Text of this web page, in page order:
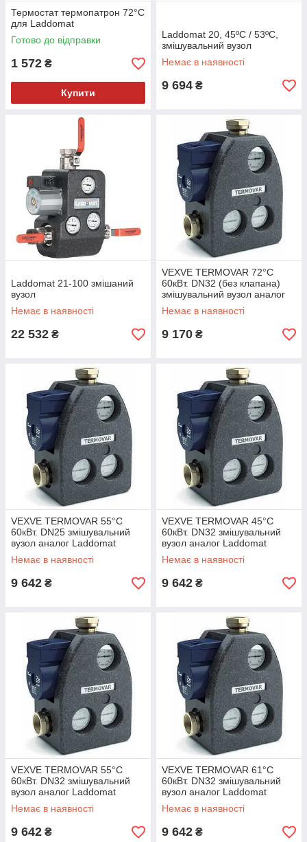
Термостат термопатрон 72°C
для Laddomat
Готово до відправки
1 572 ₴
Купити
Laddomat 20, 45ºС / 53ºС,
змішувальний вузол
Немає в наявності
9 694 ₴
Laddomat 21-100 змішаний
вузол
Немає в наявності
22 532 ₴
VEXVE TERMOVAR 72°C
60кВт. DN32 (без клапана)
змішувальний вузол аналог
Laddomat
Немає в наявності
9 170 ₴
VEXVE TERMOVAR 55°C
60кВт. DN25 змішувальний
вузол аналог Laddomat
Немає в наявності
9 642 ₴
VEXVE TERMOVAR 45°C
60кВт. DN32 змішувальний
вузол аналог Laddomat
Немає в наявності
9 642 ₴
VEXVE TERMOVAR 55°C
60кВт. DN32 змішувальний
вузол аналог Laddomat
Немає в наявності
9 642 ₴
VEXVE TERMOVAR 61°C
60кВт. DN32 змішувальний
вузол аналог Laddomat
Немає в наявності
9 642 ₴